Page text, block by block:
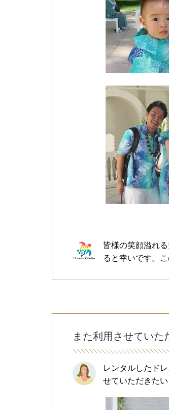
皆様の笑顔溢れ
ると幸いです。
また利用させていた
レンタルしたド
せていただきた